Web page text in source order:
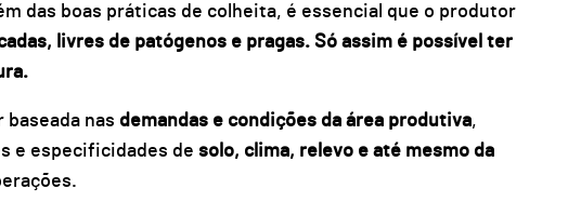
das boas práticas de colheita, é essencial que o produtor
livres de patógenos e pragas. Só assim é possível ter
baseada nas demandas e condições da área produtiva,
e especificidades de solo, clima, relevo e até mesmo da